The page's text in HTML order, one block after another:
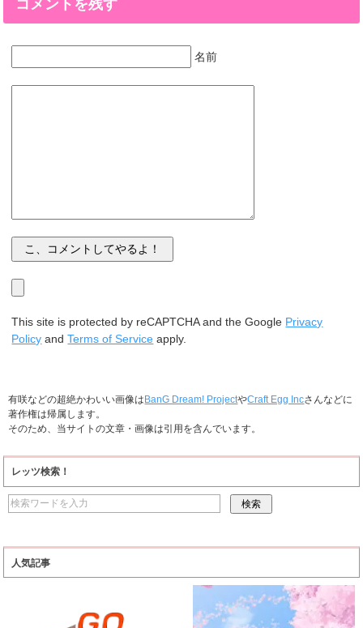
コメントを残す
名前
This site is protected by reCAPTCHA and the Google Privacy
Policy andTerms of Service apply.
有咲などの超絶かわいい画像はBanG Dream! ProjectやCraft Egg Incさんなどに
著作権は帰属します。
そのため、当サイトの文章・画像は引用を含んでいます。
レッツ検索！
人気記事